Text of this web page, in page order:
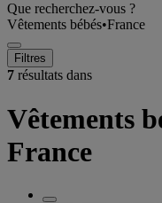
Que recherchez-vous ?
Vêtements bébés•France
Filtres
7 résultats dans
Vêtements
France